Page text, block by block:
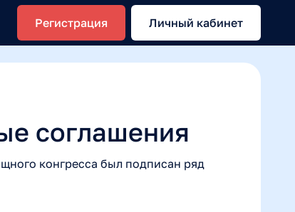
Регистрация Личный кабинет
соглашения
конгресса был подписан ряд